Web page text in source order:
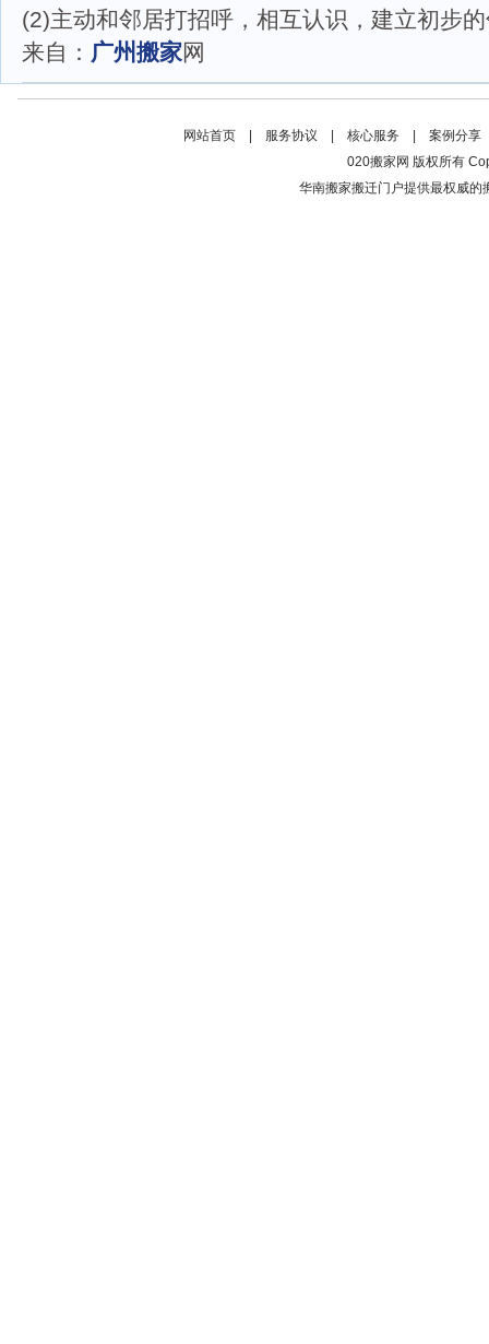
(2)主动和邻居打招呼，相互认识，建立初步
来自： 广州搬家网
网站首页 服务协议 核心服务 案例分享
020搬家网 版权所有
华南搬家搬迁门户提供最权威